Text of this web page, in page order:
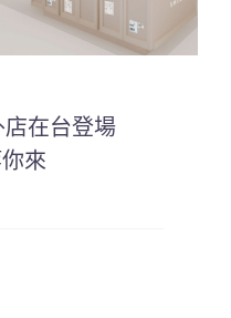
在台登場
來